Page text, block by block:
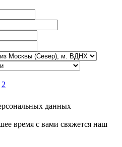
2
данных
время с вами свяжется наш